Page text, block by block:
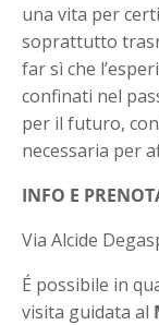
una vita per
soprattutto
far sì che
confinati nel
per il futuro,
necessaria per
INFO E
Via Alcide
É possibile in
visita guidata al